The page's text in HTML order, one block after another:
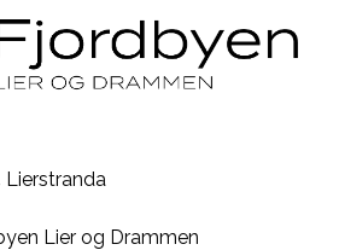
Lierstranda
Lier og Drammen